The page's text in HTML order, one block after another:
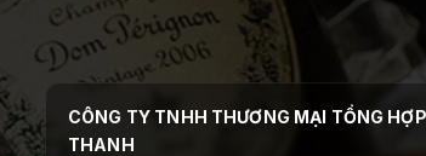
CÔNG TY TNHH THƯƠNG MẠI TỔNG
THANH